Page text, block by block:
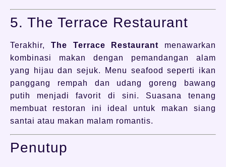
5. The Terrace Restaurant
Terakhir, The Terrace Restaurant menawarkan
kombinasi makan dengan pemandangan alam
yang hijau dan sejuk. Menu seafood seperti ikan
panggang rempah dan udang goreng bawang
putih menjadi favorit di sini. Suasana tenang
membuat restoran ini ideal untuk makan siang
santai atau makan malam romantis.
Penutup